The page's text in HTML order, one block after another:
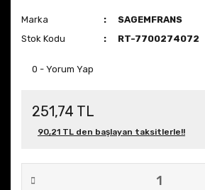
Marka
SAGEMFRANS
Stok Kodu
RT-7700274072
0 - Yorum Yap
251,74 TL
90,21 TL den başlayan taksitlerle!!